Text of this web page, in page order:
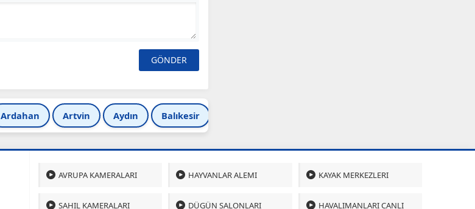
Ardahan Artvin Aydın Balıkesir
AVRUPA KAMERALARI HAYVANLAR ALEMI KAYAK MERKEZLERI
SAHIL KAMERALARI DÜGÜN SALONLARI HAVALIMANLARI CANLI